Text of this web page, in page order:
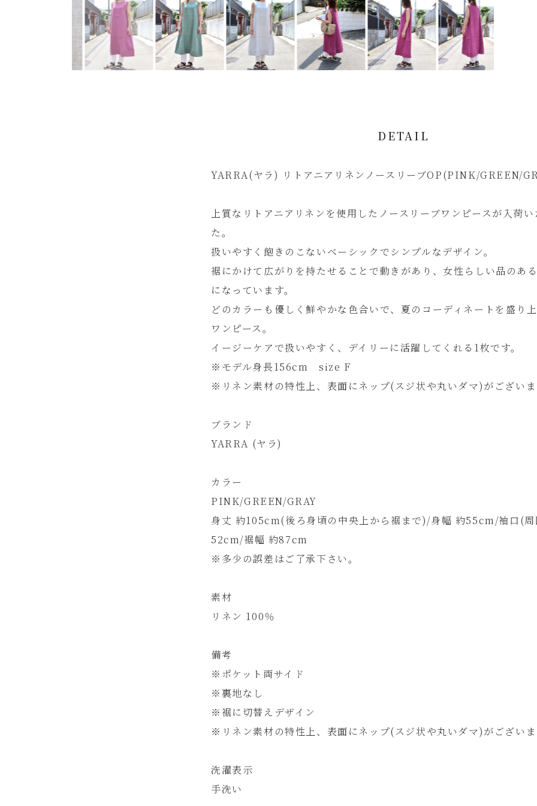
DETAIL
YARRA(ヤラ) リトアニアリネンノースリーブOP(PINK/GREEN/
上質なリトアニアリネンを使用したノースリーブワンピースが入荷
た。
扱いやすく飽きのこないベーシックでシンプルなデザイン。
裾にかけて広がりを持たせることで動きがあり、女性らしい品のあ
になっています。
どのカラーも優しく鮮やかな色合いで、夏のコーディネートを盛り
ワンピース。
イージーケアで扱いやすく、デイリーに活躍してくれる1枚です。
※モデル身長156cm size F
※リネン素材の特性上、表面にネップ(スジ状や丸いダマ)がござい
ブランド
YARRA (ヤラ)
カラー
PINK/GREEN/GRAY
身丈 約105cm(後ろ身頃の中央上から裾まで)/身幅 約55cm/袖口(
52cm/裾幅 約87cm
※多少の誤差はご了承下さい。
素材
リネン 100％
備考
※ポケット両サイド
※裏地なし
※裾に切替えデザイン
※リネン素材の特性上、表面にネップ(スジ状や丸いダマ)がござい
洗濯表示
手洗い